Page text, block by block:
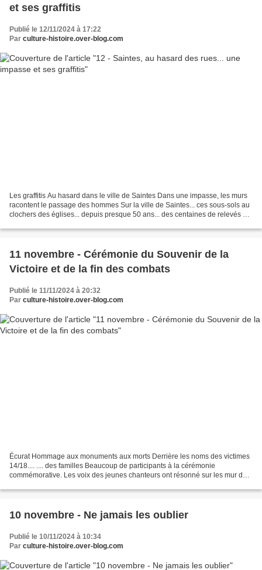
et ses graffitis
Publié le 12/11/2024 à 17:22
Par culture-histoire.over-blog.com
Les graffitis Au hasard dans le ville de Saintes Dans une impasse, les murs
racontent le passage des hommes Sur la ville de Saintes... ces sous-sols au
clochers des églises... depuis presque 50 ans... des centaines de relevés de
11 novembre - Cérémonie du Souvenir de la
Victoire et de la fin des combats
Publié le 11/11/2024 à 20:32
Par culture-histoire.over-blog.com
Écurat Hommage aux monuments aux morts Derrière les noms des victimes
14/18.... .... des familles Beaucoup de participants à la cérémonie
commémorative. Les voix des jeunes chanteurs ont résonné sur les mur de
10 novembre - Ne jamais les oublier
Publié le 10/11/2024 à 10:34
Par culture-histoire.over-blog.com